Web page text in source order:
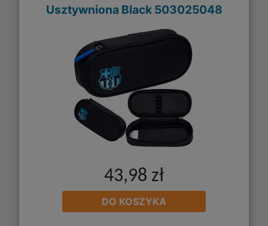
Usztywniona Black 503025048
43,98 zł
DO KOSZYKA